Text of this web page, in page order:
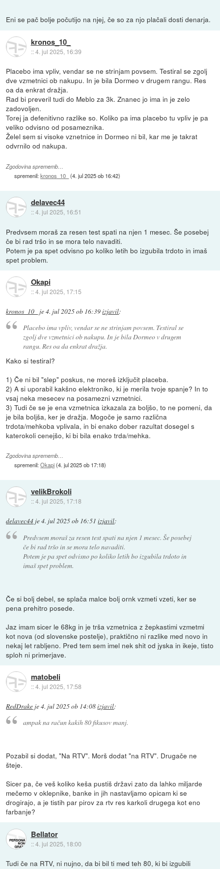
Eni se pač bolje počutijo na njej, če so za njo plačali dosti denarja.
kronos_10_
::4. jul 2025, 16:39
Placebo ima vpliv, vendar se ne strinjam povsem. Testiral se zgolj
dve vzmetnici ob nakupu. In je bila Dormeo v drugem rangu. Res
oa da enkrat dražja.
Rad bi preveril tudi do Meblo za 3k. Znanec jo ima in je zelo
zadovoljen.
Torej ja defenitivno razlike so. Koliko pa ima placebo tu vpliv je pa
veliko odvisno od posameznika.
Želel sem si visoke vznetnice in Dormeo ni bil, kar me je takrat
odvrnilo od nakupa.
Zgodovina sprememb…
spremenil:kronos_10_ (4. jul 2025 ob 16:42)
delavec44
::4. jul 2025, 16:51
Predvsem moraš za resen test spati na njen 1 mesec. Še posebej
če bi rad tršo in se mora telo navaditi.
Potem je pa spet odvisno po koliko letih bo izgubila trdoto in imaš
spet problem.
Okapi
::4. jul 2025, 17:15
kronos_10_ je4. jul 2025 ob 16:39izjavil:
Placebo ima vpliv, vendar se ne strinjam povsem. Testiral se
zgolj dve vzmetnici ob nakupu. In je bila Dormeo v drugem
rangu. Res oa da enkrat dražja.
Kako si testiral?
1) Če ni bil "slep" poskus, ne moreš izključit placeba.
2) A si uporabil kakšno elektroniko, ki je merila tvoje spanje? In to
vsaj neka mesecev na posamezni vzmetnici.
3) Tudi če se je ena vzmetnica izkazala za boljšo, to ne pomeni, da
je bila boljša, ker je dražja. Mogoče je samo različna
trdota/mehkoba vplivala, in bi enako dober razultat dosegel s
katerokoli cenejšo, ki bi bila enako trda/mehka.
Zgodovina sprememb…
spremenil:Okapi(4. jul 2025 ob 17:18)
velikBrokoli
::4. jul 2025, 17:18
delavec44 je4. jul 2025 ob 16:51 izjavil:
Predvsem moraš za resen test spati na njen 1 mesec. Še posebej
če bi rad tršo in se mora telo navaditi.
Potem je pa spet odvisno po koliko letih bo izgubila trdoto in
imaš spet problem.
Če si bolj debel, se splača malce bolj ornk vzmeti vzeti, ker se
pena prehitro posede.
Jaz imam sicer le 68kg in je trša vzmetnica z žepkastimi vzmetmi
kot nova (od slovenske postelje), praktično ni razlike med novo in
nekaj let rabljeno. Pred tem sem imel nek shit od jyska in ikeje, tisto
sploh ni primerjave.
matobeli
::4. jul 2025, 17:58
RedDrake je4. jul 2025 ob 14:08izjavil:
ampak na račun kakih 80 fikusov manj.
Pozabil si dodat, "Na RTV". Morš dodat "na RTV". Drugače ne
šteje.
Sicer pa, če veš koliko keša pustiš državi zato da lahko miljarde
mečemo v oklepnike, banke in jih nastavljamo opicam ki se
drogirajo, a je tistih par pirov za rtv res karkoli drugega kot eno
farbanje?
Bellator
::4. jul 2025, 18:00
Tudi če na RTV, ni nujno, da bi bil ti med teh 80, ki bi izgubili